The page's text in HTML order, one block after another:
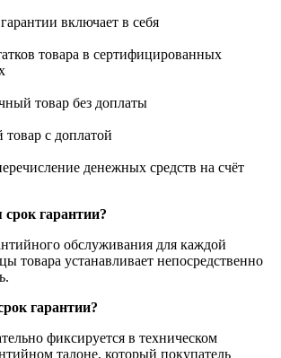
включает в себя
товара в сертифицированных
товар без доплаты
с доплатой
денежных средств на счёт
срок гарантии?
обслуживания для каждой
товара устанавливает непосредственно
гарантии?
фиксируется в техническом
талоне, который покупатель